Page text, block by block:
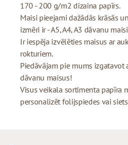
170 - 200 g/m2 dizaina papīrs.
Maisi pieejami dažādās krāsās
izmēri ir - A5, A4, A3 dāvanu
Ir iespēja izvēlēties maisus ar
rokturiem.
Piedāvājam pie mums
dāvanu maisus!
Visus veikala sortimenta papīra
personalizēt folijspiedes vai